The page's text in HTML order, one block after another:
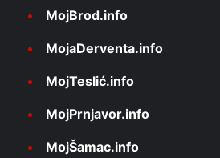
MojBrod.info
MojaDerventa.info
MojTeslić.info
MojPrnjavor.info
MojŠamac.info